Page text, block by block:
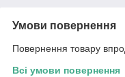
Умови повернення
Повернення товару
Всі умови повернення